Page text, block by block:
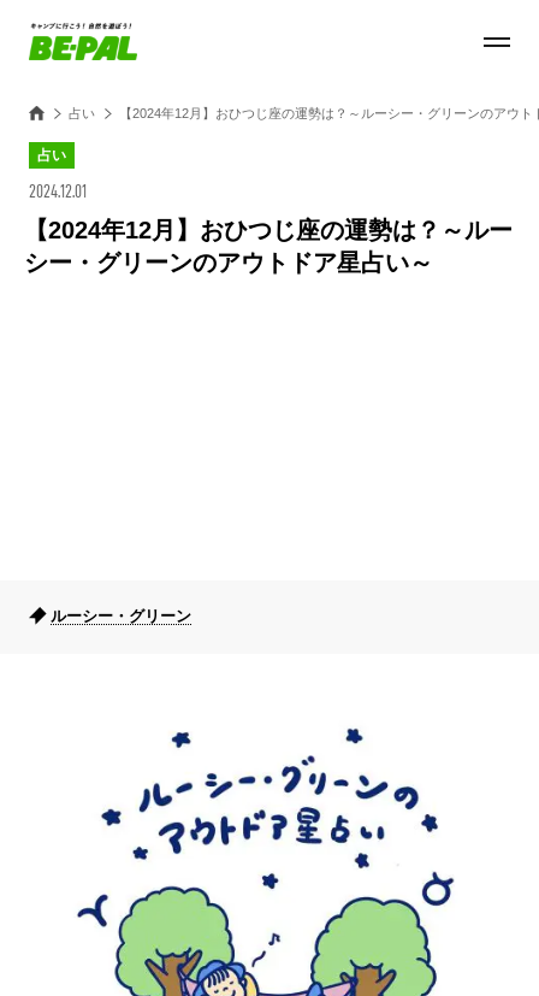
占い 【2024年12月】おひつじ座の運勢は？～ルーシー・グリーンのアウト
占い
2024.12.01
【2024年12月】おひつじ座の運勢は？～ルー
シー・グリーンのアウトドア星占い～
ルーシー・グリーン